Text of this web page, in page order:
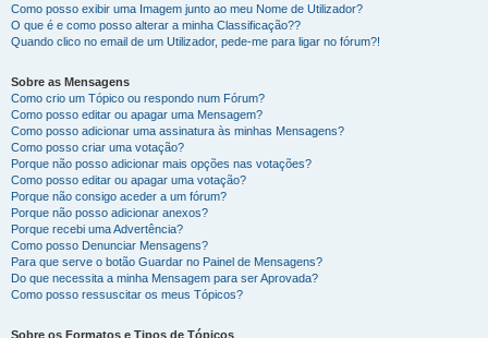
Como posso exibir uma Imagem junto ao meu Nome de Utilizador?
O que é e como posso alterar a minha Classificação??
Quando clico no email de um Utilizador, pede-me para ligar no fórum?!
Sobre as Mensagens
Como crio um Tópico ou respondo num Fórum?
Como posso editar ou apagar uma Mensagem?
Como posso adicionar uma assinatura às minhas Mensagens?
Como posso criar uma votação?
Porque não posso adicionar mais opções nas votações?
Como posso editar ou apagar uma votação?
Porque não consigo aceder a um fórum?
Porque não posso adicionar anexos?
Porque recebi uma Advertência?
Como posso Denunciar Mensagens?
Para que serve o botão Guardar no Painel de Mensagens?
Do que necessita a minha Mensagem para ser Aprovada?
Como posso ressuscitar os meus Tópicos?
Sobre os Formatos e Tipos de Tópicos